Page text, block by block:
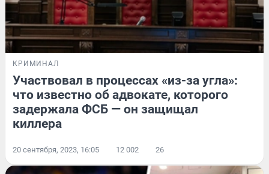
КРИМИНАЛ
Участвовал в процессах «из-за угла»:
что известно об адвокате, которого
задержала ФСБ — он защищал
киллера
20 сентября, 2023, 16:05 12 002 26